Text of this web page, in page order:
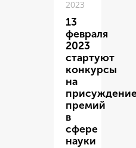
2023
13
февраля
2023
стартуют
конкурсы
на
премий
в
сфере
науки